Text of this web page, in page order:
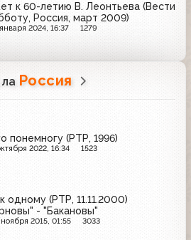
к 60-летию В. Леонтьева (Вести
Россия, март 2009)
2024, 16:37 1279
Россия
понемногу (РТР, 1996)
2022, 16:34 1523
одному (РТР, 11.11.2000)
- "Бакановы"
2015, 01:55 3033